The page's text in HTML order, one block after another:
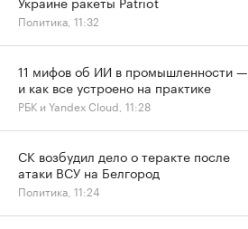
Политика, 11:32
11 мифов об ИИ в промышленности —
и как все устроено на практике
РБК и Yandex Cloud, 11:28
СК возбудил дело о теракте после
атаки ВСУ на Белгород
Политика, 11:24